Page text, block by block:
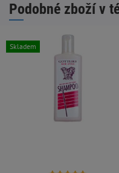
Podobné zboží v
Skladem